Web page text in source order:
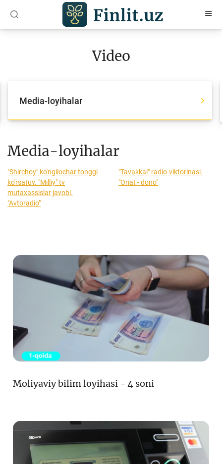
Lug‘at
Video
Loyihalar
Interaktiv xizmatlar
Kengaytirilgan qidiruv
Sayt xaritasi
Video
Media-loyihalar
Media-loyihalar
"Shirchoy" ko'ngilochar tonggi
ko'rsatuv. "Milliy" tv
"Tavakkal" radio-viktorinasi.
"Oriat - dono"
mutaxassislar javobi.
"Avtoradio"
Moliyaviy bilim loyihasi - 4 soni